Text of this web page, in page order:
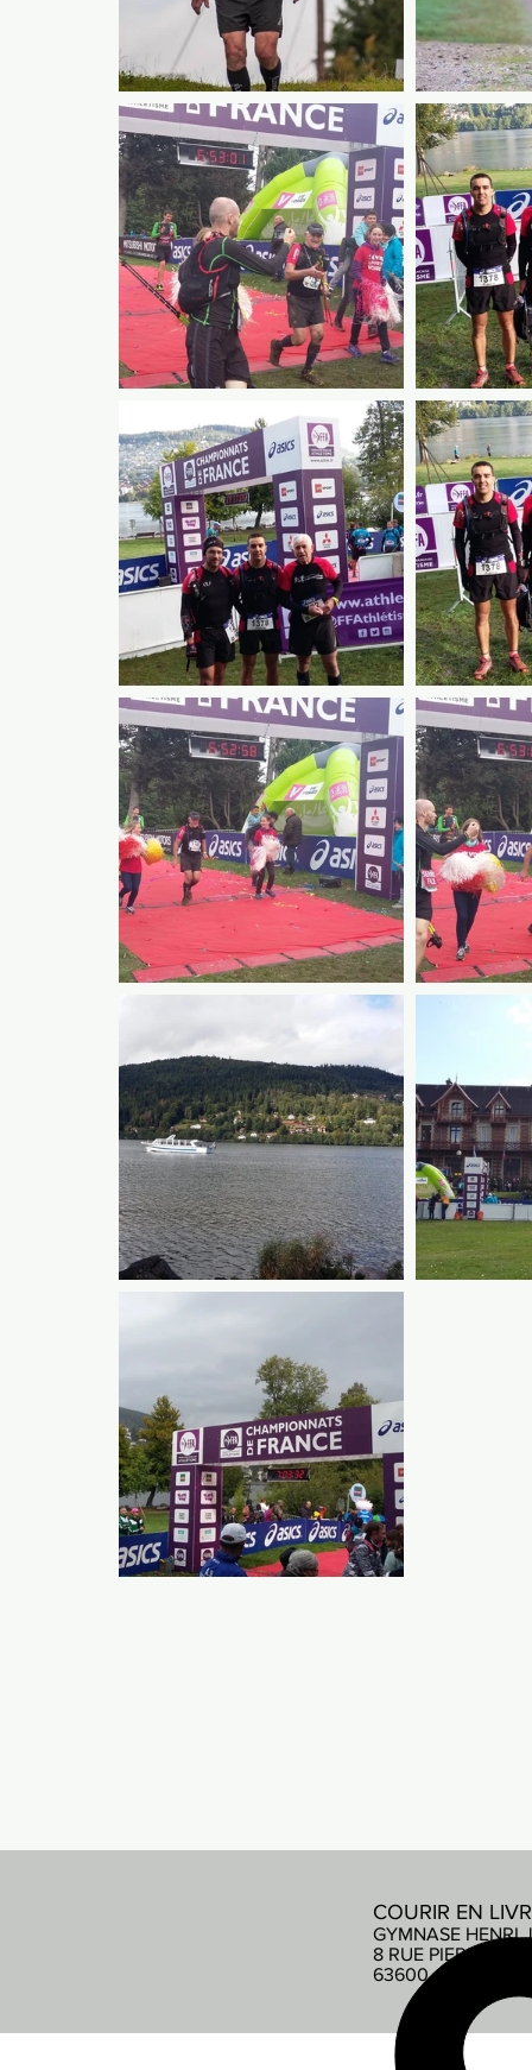
COURIR EN
GYMNASE HENRI
8 RUE PIERRE DE
63600 AMBERT